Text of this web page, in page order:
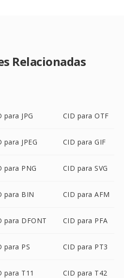
Relacionadas
para JPG CID para OTF
para JPEG CID para GIF
para PNG CID para SVG
para BIN CID para AFM
para DFONT CID para PFA
para PS CID para PT3
para T11 CID para T42